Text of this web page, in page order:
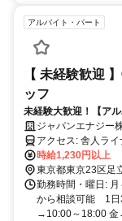
アルバイト・パート
【 未経験歓迎
ッフ
未経験大歓迎！【ア
ワーク・扶養控除内勤
ジャパンエナジー
アクセス:
時給1,230円以上
東京都東京23区足
勤務時間・曜日:
から相談可能 1日
→10:00～18:00